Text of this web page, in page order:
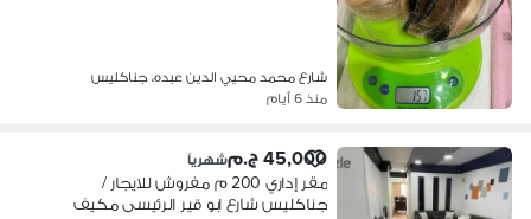
شارع محمد محيي الدين عبده، جناكليس
منذ 6 أيام
45,000 ج.م شهرياً
مقر إداري 200 م مفروش للايجار /
جناكليس شارع ابو قير الرئيسى مكيف